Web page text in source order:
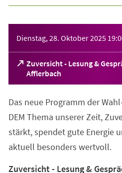
Dienstag, 28. Oktober 2025
Zuversicht - Lesung &
Afflerbach
(Öffnet
in
neuen
Tab)
Das neue Programm der
DEM Thema unserer Zeit,
stärkt, spendet gute Energie
aktuell besonders wertvoll.
Zuversicht - Lesung &